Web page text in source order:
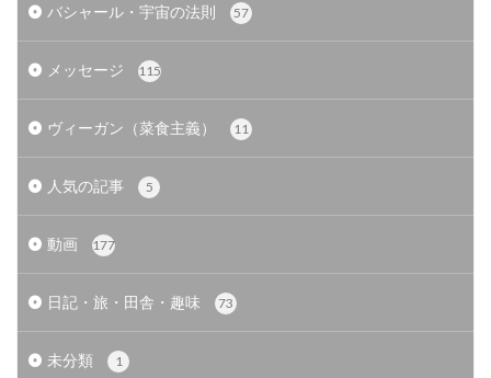
バシャール・宇宙の法則 57
メッセージ 115
ヴィーガン（菜食主義） 11
人気の記事 5
動画 177
日記・旅・田舎・趣味 73
未分類 1